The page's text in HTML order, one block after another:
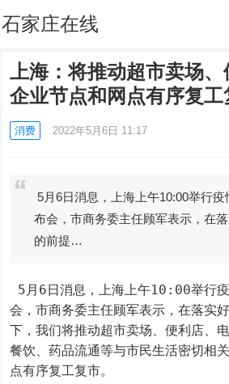
石家庄在线
上海：将推动超市卖场
企业节点和网点有序复工
消费 2022年5月6日 11:17
5月6日消息，上海上午10:00举行
布会，市商务委主任顾军表示，在
的前提…
5月6日消息，上海上午10:00举行
会，市商务委主任顾军表示，在落实
下，我们将推动超市卖场、便利店、
餐饮、药品流通等与市民生活密切相
点有序复工复市。